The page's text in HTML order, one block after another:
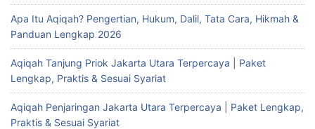
Apa Itu Aqiqah? Pengertian, Hukum, Dalil, Tata Cara, Hikmah &
Panduan Lengkap 2026
Aqiqah Tanjung Priok Jakarta Utara Terpercaya | Paket
Lengkap, Praktis & Sesuai Syariat
Aqiqah Penjaringan Jakarta Utara Terpercaya | Paket Lengkap,
Praktis & Sesuai Syariat